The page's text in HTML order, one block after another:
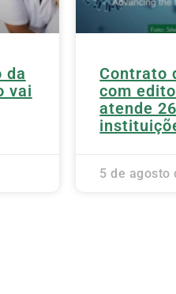
da
vai
Contrato
com
atende
5 de agosto